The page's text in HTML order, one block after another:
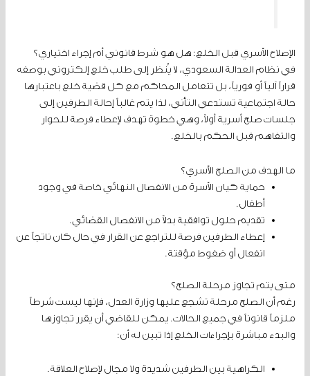
الإصلاح الأسري قبل الخلع: هل هو شرط قانوني أم إجراء اختياري؟
في نظام العدالة السعودي، لا يُنظر إلى طلب خلع إلكتروني بوصفه
قراراً آلياً أو فورياً، بل تتعامل المحاكم مع كل قضية خلع باعتبارها
حالة اجتماعية تستدعي التأني، لذا يتم غالباً إحالة الطرفين إلى
جلسات صلح أسرية أولاً، وهي خطوة تهدف لإعطاء فرصة للحوار
والتفاهم قبل الحكم بالخلع.
ما الهدف من الصلح الأسري؟
حماية كيان الأسرة من الانفصال النهائي خاصة في وجود
أطفال.
تقديم حلول توافقية بدلاً من الانفصال القضائي.
إعطاء الطرفين فرصة للتراجع عن القرار في حال كان ناتجاً عن
انفعال أو ضغوط مؤقتة.
متى يتم تجاوز مرحلة الصلح؟
رغم أن الصلح مرحلة تشجع عليها وزارة العدل، فإنها ليست شرطاً
ملزماً قانوناً في جميع الحالات. يمكن للقاضي أن يقرر تجاوزها
والبدء مباشرة بإجراءات الخلع إذا تبين له أن:
الكراهية بين الطرفين شديدة ولا مجال لإصلاح العلاقة.